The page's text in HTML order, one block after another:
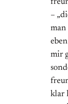
–
man
mir
klar